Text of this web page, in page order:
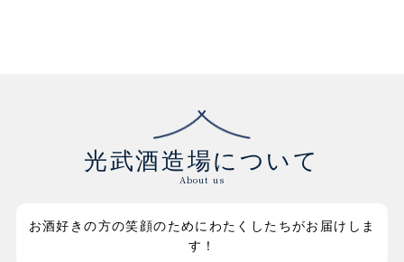
光武酒造場について
About us
お酒好きの方の笑顔のためにわたくしたちがお届けしま
す！